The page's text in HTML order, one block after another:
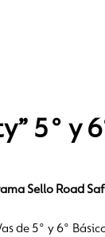
5° y
Sello Road
de 5° y 6°